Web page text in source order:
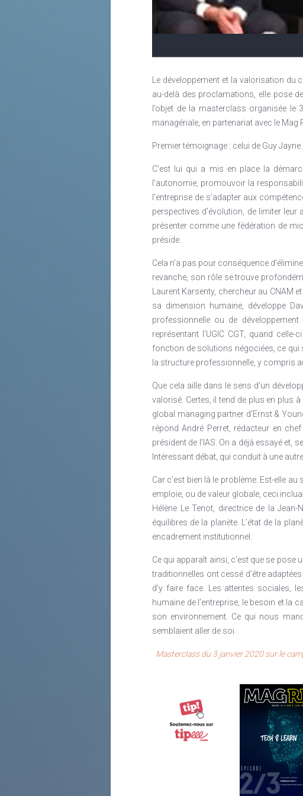
Le développement et la valorisation du
au-delà des proclamations, elle pose
l’objet de la masterclass organisée le
managériale, en partenariat avec le Mag
Premier témoignage : celui de Guy Jayne.
C’est lui qui a mis en place la
l’autonomie, promouvoir la
l’entreprise de s’adapter aux
perspectives d’évolution, de limiter
présenter comme une fédération de
préside.
Cela n’a pas pour conséquence
revanche, son rôle se trouve
Laurent Karsenty, chercheur au CNAM
sa dimension humaine, développe
professionnelle ou de
représentant l’UGIC CGT, quand
fonction de solutions négociées, ce qui
la structure professionnelle, y compris
Que cela aille dans le sens d’un
valorisé. Certes, il tend de plus en plus
global managing partner d’Ernst &
répond André Perret, rédacteur en
président de l’IAS. On a déjà essayé et,
Intéressant débat, qui conduit à une
Car c’est bien là le problème. Est-elle
emploie, ou de valeur globale, ceci
Hélène Le Tenot, directrice de la
équilibres de la planète. L’état de la
encadrement institutionnel.
Ce qui apparaît ainsi, c’est que se
traditionnelles ont cessé d’être
d’y faire face. Les attentes sociales,
humaine de l’entreprise, le besoin et la
son environnement. Ce qui nous
semblaient aller de soi.
Masterclass du 3 janvier 2020 sur le